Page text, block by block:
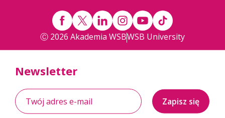
Ⓒ 2026 Akademia WSBWSB University
Newsletter
Zapisz się